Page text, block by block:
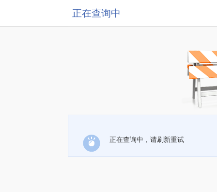
正在查询中
正在查询中，请刷新重试